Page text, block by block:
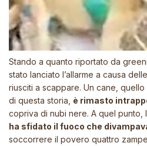
Stando a quanto riportato da
stato lanciato l’allarme a causa
riusciti a scappare. Un cane,
di questa storia, è rimasto
copriva di nubi nere. A quel punto,
ha sfidato il fuoco che
soccorrere il povero quattro